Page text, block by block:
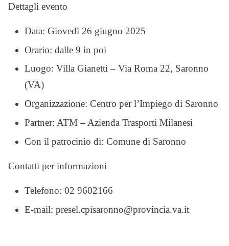
Dettagli evento
Data: Giovedì 26 giugno 2025
Orario: dalle 9 in poi
Luogo: Villa Gianetti – Via Roma 22, Saronno
(VA)
Organizzazione: Centro per l’Impiego di Saronno
Partner: ATM – Azienda Trasporti Milanesi
Con il patrocinio di: Comune di Saronno
Contatti per informazioni
Telefono: 02 9602166
E-mail: presel.cpisaronno@provincia.va.it